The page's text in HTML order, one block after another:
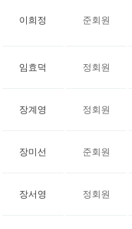
이희정 준회원
임효덕 정회원
장계영 정회원
장미선 준회원
장서영 정회원